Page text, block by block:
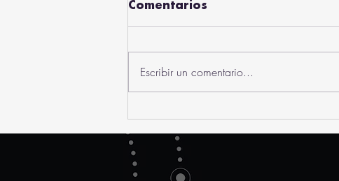
forjando un futuro
sostenible con
liderazgo y visión
Comentarios
Escribir un comentario...